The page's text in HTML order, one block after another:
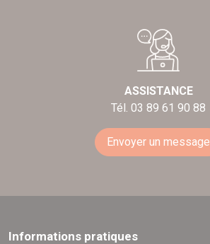
ASSISTANCE
Tél. 03 89 61 90 88
Envoyer un message
Informations pratiques